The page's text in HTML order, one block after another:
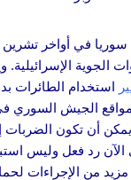
الجوية
استخدام الطائرات
مواقع الجيش السوري
أن تكون
رد فعل وليس
مزيد من الإجراءات